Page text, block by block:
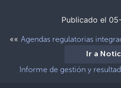
Publicado el
«« Agendas regulatorias
Ir a
Informe de gestión y